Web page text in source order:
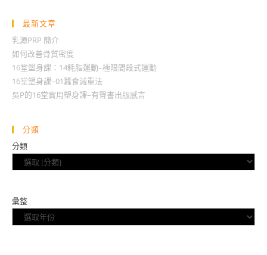
最新文章
乳源PRP 簡介
如何改善骨質密度
16堂塑身課：14耗脂運動–極限間段式運動
16堂塑身課–01蠶食減重法
吳P的16堂實用塑身課–有聲書出版感言
分類
分類
彙整